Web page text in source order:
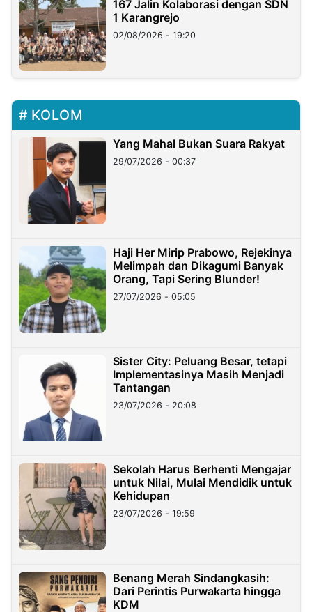
167 Jalin Kolaborasi dengan SDN
1 Karangrejo
02/08/2026 - 19:20
KOLOM
Yang Mahal Bukan Suara Rakyat
29/07/2026 - 00:37
Haji Her Mirip Prabowo, Rejekinya
Melimpah dan Dikagumi Banyak
Orang, Tapi Sering Blunder!
27/07/2026 - 05:05
Sister City: Peluang Besar, tetapi
Implementasinya Masih Menjadi
Tantangan
23/07/2026 - 20:08
Sekolah Harus Berhenti Mengajar
untuk Nilai, Mulai Mendidik untuk
Kehidupan
23/07/2026 - 19:59
Benang Merah Sindangkasih:
Dari Perintis Purwakarta hingga
KDM